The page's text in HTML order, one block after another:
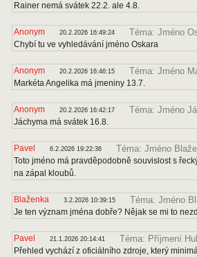
Rainer nemá svátek 22.2. ale 4.8.
Anonym 20.2.2026 16:49:24 Téma: Jméno
Chybí tu ve vyhledávání jméno Oskara
Anonym 20.2.2026 16:46:15 Téma: Jméno
Markéta Angelika má jmeniny 13.7.
Anonym 20.2.2026 16:42:17 Téma: Jméno
Jáchyma má svátek 16.8.
Pavel 6.2.2026 19:22:36 Téma: Jméno
Toto jméno má pravděpodobně souvislost s
na zápal kloubů.
Blaženka 3.2.2026 10:39:15 Téma: Jméno
Je ten význam jména dobře? Nějak se mi to
Pavel 21.1.2026 20:14:41 Téma: Příjmení
Přehled vychází z oficiálního zdroje, který